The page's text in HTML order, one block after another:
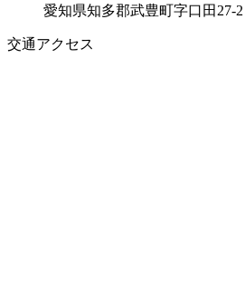
愛知県知多郡武豊町字口田27-2
交通アクセス